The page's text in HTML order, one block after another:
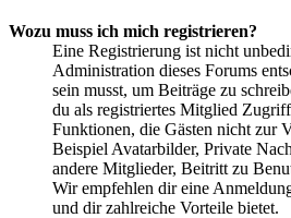
Wozu muss ich mich registrieren?
Eine Registrierung ist nicht
Administration dieses Forums
sein musst, um Beiträge zu
du als registriertes Mitglied
Funktionen, die Gästen nicht zur
Beispiel Avatarbilder, Private
andere Mitglieder, Beitritt zu
Wir empfehlen dir eine
und dir zahlreiche Vorteile bietet.